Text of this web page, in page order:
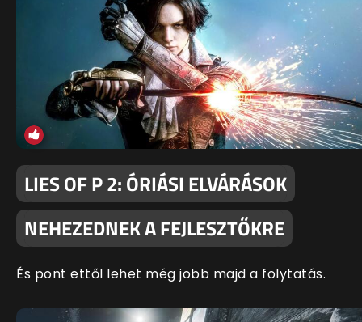
LIES OF P 2: ÓRIÁSI ELVÁRÁSOK
NEHEZEDNEK A FEJLESZTŐKRE
És pont ettől lehet még jobb majd a folytatás.